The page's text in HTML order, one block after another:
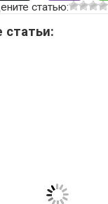
статью:
статьи: